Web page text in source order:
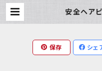
安全ヘア
保存 シェ